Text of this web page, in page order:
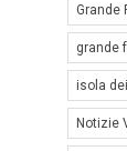
Grande
grande
isola
Notizie